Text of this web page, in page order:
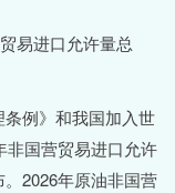
易进口允许量总
例》和我国加入世
非国营贸易进口允许
2026年原油非国营